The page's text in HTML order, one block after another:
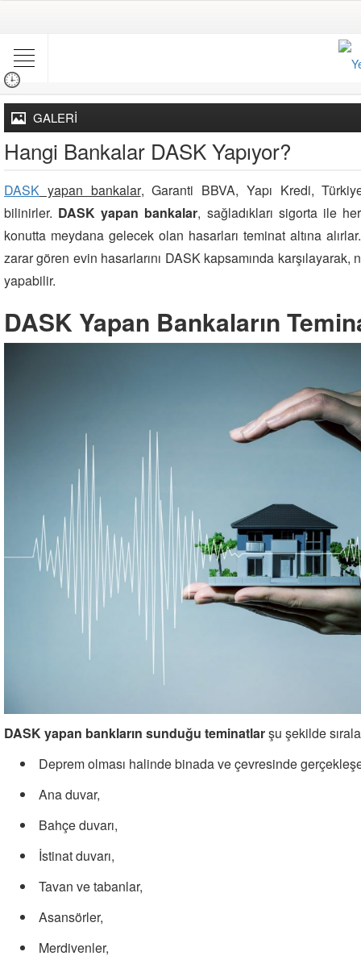
GALERİ
Hangi Bankalar DASK Yapıyor?
DASK yapan bankalar, Garanti BBVA, Yapı Kredi,
bilinirler. DASK yapan bankalar, sağladıkları sigorta ile
konutta meydana gelecek olan hasarları teminat altına
zarar gören evin hasarlarını DASK kapsamında karşılayarak,
yapabilir.
DASK Yapan Bankaların
DASK yapan bankların sunduğu teminatlarşu şekilde
Deprem olması halinde binada ve çevresinde
Ana duvar,
Bahçe duvarı,
İstinat duvarı,
Tavan ve tabanlar,
Asansörler,
Merdivenler,